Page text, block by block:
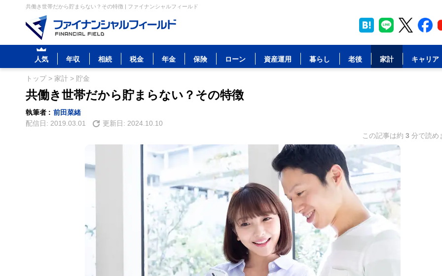
共働き世帯だから貯まらない？その特徴 | ファイナンシャルフィールド
人気 年収 相続 税金 年金 保険 ローン 資産運用 暮らし 老後 家計 キャリア
トップ> 家計 > 貯金
共働き世帯だから貯まらない？その特徴
執筆者 : 前田菜緒
配信日: 2019.03.01 更新日: 2024.10.10
この記事は約 3 分で読め